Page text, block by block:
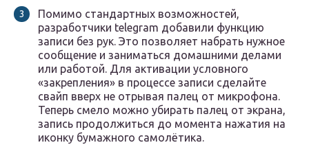
Помимо стандартных возможностей,
разработчики telegram добавили функцию
записи без рук. Это позволяет набрать нужное
сообщение и заниматься домашними делами
или работой. Для активации условного
«закрепления» в процессе записи сделайте
свайп вверх не отрывая палец от микрофона.
Теперь смело можно убирать палец от экрана,
запись продолжиться до момента нажатия на
иконку бумажного самолётика.